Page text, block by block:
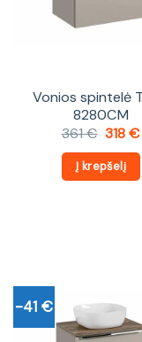
Vonios spintelė
8280CM
361€
was:
361 €.
318€
is:
Į krepšelį
-41 €